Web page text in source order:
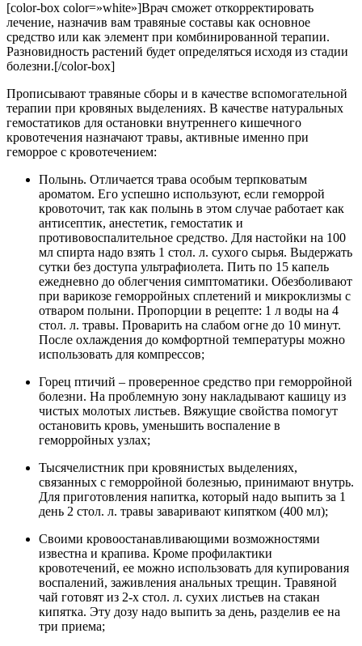
[color-box color=»white»]Врач сможет откорректировать
лечение, назначив вам травяные составы как основное
средство или как элемент при комбинированной терапии.
Разновидность растений будет определяться исходя из стадии
болезни.[/color-box]
Прописывают травяные сборы и в качестве вспомогательной
терапии при кровяных выделениях. В качестве натуральных
гемостатиков для остановки внутреннего кишечного
кровотечения назначают травы, активные именно при
геморрое с кровотечением:
Полынь. Отличается трава особым терпковатым
ароматом. Его успешно используют, если геморрой
кровоточит, так как полынь в этом случае работает как
антисептик, анестетик, гемостатик и
противовоспалительное средство. Для настойки на 100
мл спирта надо взять 1 стол. л. сухого сырья. Выдержать
сутки без доступа ультрафиолета. Пить по 15 капель
ежедневно до облегчения симптоматики. Обезболивают
при варикозе геморройных сплетений и микроклизмы с
отваром полыни. Пропорции в рецепте: 1 л воды на 4
стол. л. травы. Проварить на слабом огне до 10 минут.
После охлаждения до комфортной температуры можно
использовать для компрессов;
Горец птичий – проверенное средство при геморройной
болезни. На проблемную зону накладывают кашицу из
чистых молотых листьев. Вяжущие свойства помогут
остановить кровь, уменьшить воспаление в
геморройных узлах;
Тысячелистник при кровянистых выделениях,
связанных с геморройной болезнью, принимают внутрь.
Для приготовления напитка, который надо выпить за 1
день 2 стол. л. травы заваривают кипятком (400 мл);
Своими кровоостанавливающими возможностями
известна и крапива. Кроме профилактики
кровотечений, ее можно использовать для купирования
воспалений, заживления анальных трещин. Травяной
чай готовят из 2-х стол. л. сухих листьев на стакан
кипятка. Эту дозу надо выпить за день, разделив ее на
три приема;